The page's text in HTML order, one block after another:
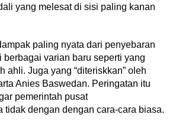
yang melesat di sisi paling kanan
paling nyata dari penyebaran
berbagai varian baru seperti yang
ahli. Juga yang “diteriskkan” oleh
Anies Baswedan. Peringatan itu
pemerintah pusat
tidak dengan dengan cara-cara biasa.